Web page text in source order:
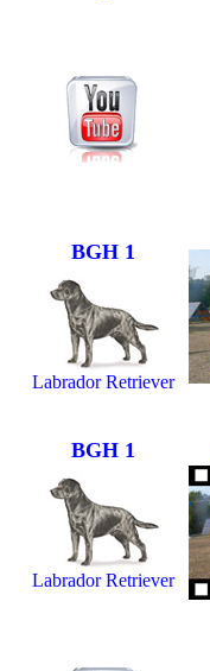
BGH 1
Labrador Retriever
BGH 1
Labrador Retriever